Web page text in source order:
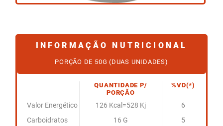
INFORMAÇÃO NUTRICIONAL
PORÇÃO DE 50G (DUAS UNIDADES)
Valor Energético
Carboidratos
QUANTIDADE P/
PORÇÃO
126 Kcal=528 Kj
16 G
%VD(*)
6
5